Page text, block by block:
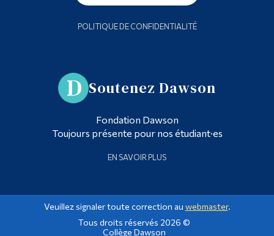
POLITIQUE DE CONFIDENTIALITÉ
Soutenez Dawson
Fondation Dawson
Toujours présente pour nos étudiant·es
EN SAVOIR PLUS
Veuillez signaler toute correction au webmaster.
Tous droits réservés 2026 ©
Collège Dawson